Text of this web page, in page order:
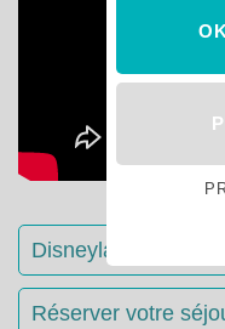
Disneyland Paris :
Réserver votre